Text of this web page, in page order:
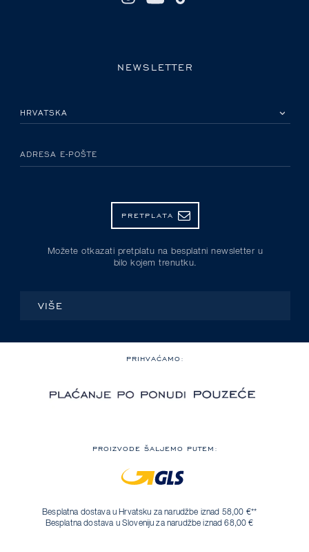
NEWSLETTER
ADRESA E-POŠTE
PRETPLATA
Možete otkazati pretplatu na besplatni newsletter u
bilo kojem trenutku.
VIŠE
PRIHVAĆAMO:
PROIZVODE ŠALJEMO PUTEM:
Besplatna dostava u Hrvatsku za narudžbe iznad 58,00 €**
Besplatna dostava u Sloveniju za narudžbe iznad 68,00 €